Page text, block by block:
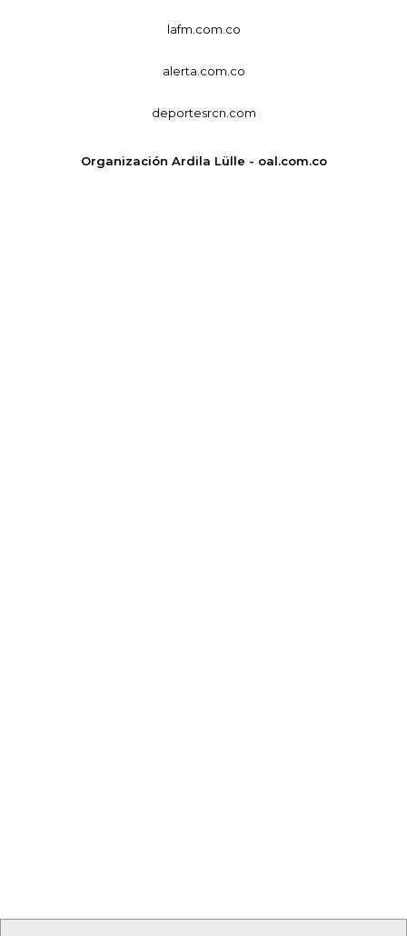
lafm.com.co
alerta.com.co
deportesrcn.com
Organización Ardila Lülle - oal.com.co